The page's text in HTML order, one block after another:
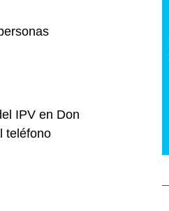
IPV en Don
teléfono